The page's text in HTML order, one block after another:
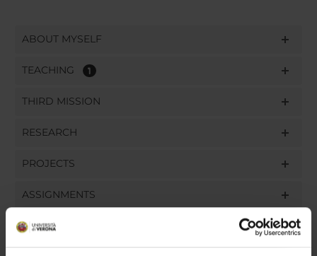
ABOUT MYSELF
TEACHING 1
THIRD MISSION
RESEARCH
PROJECTS
ASSIGNMENTS